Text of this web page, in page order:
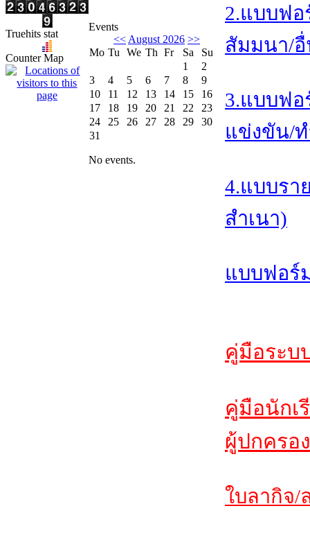
Truehits stat
Counter Map
Events
<< August 2026 >>
Mo Tu We Th Fr Sa
Su
1
2
3
4 5 6 7 8
9
10
11 12 13 14 15
16
17
18 19 20 21 22
23
24
25 26 27 28 29
30
31
No events.
2.แบบฟ
สัมมนา/
3.แบบฟอ
แข่งขัน/
4.แบบรา
สำเนา)
แบบฟอร์
คู่มือระบ
คู่มือนักเ
ผู้ปกครอ
ใบลากิจ/